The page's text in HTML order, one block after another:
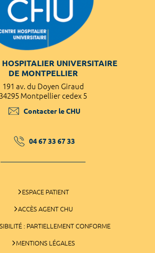
HOSPITALIER UNIVERSITAIRE
DE MONTPELLIER
191 av. du Doyen Giraud
34295 Montpellier cedex 5
Contacter le CHU
04 67 33 67 33
ESPACE PATIENT
ACCÈS AGENT CHU
: PARTIELLEMENT CONFORME
MENTIONS LÉGALES